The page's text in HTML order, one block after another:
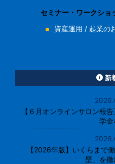
セミナー・ワークショ
資産運用 / 起業の
新
【６月オンラインサロン報
学
【2026年版】いくらまで
壁」を徹